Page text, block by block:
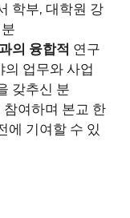
학부, 대학원 강
의 융합적 연구
업무와 사업
갖추신 분
참여하며 본교 한
에 기여할 수 있